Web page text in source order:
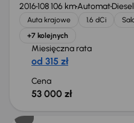
2016108 106 kmAutomatDiesel
Auta krajowe 1.6 dCi
+7 kolejnych
Miesięczna rata
od 315 zł
Cena
53 000 zł
Taniej o 1 000 zł